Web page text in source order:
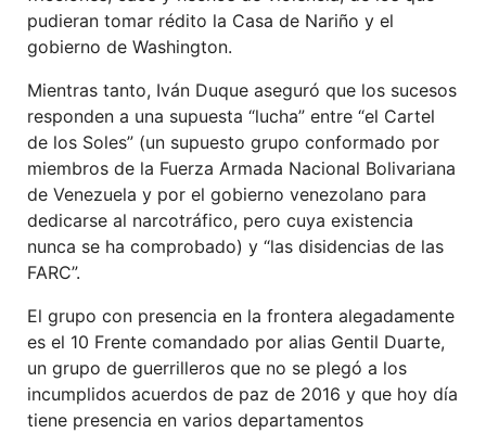
pudieran tomar rédito la Casa de Nariño y el
gobierno de Washington.
Mientras tanto, Iván Duque aseguró que los sucesos
responden a una supuesta “lucha” entre “el Cartel
de los Soles” (un supuesto grupo conformado por
miembros de la Fuerza Armada Nacional Bolivariana
de Venezuela y por el gobierno venezolano para
dedicarse al narcotráfico, pero cuya existencia
nunca se ha comprobado) y “las disidencias de las
FARC”.
El grupo con presencia en la frontera alegadamente
es el 10 Frente comandado por alias Gentil Duarte,
un grupo de guerrilleros que no se plegó a los
incumplidos acuerdos de paz de 2016 y que hoy día
tiene presencia en varios departamentos